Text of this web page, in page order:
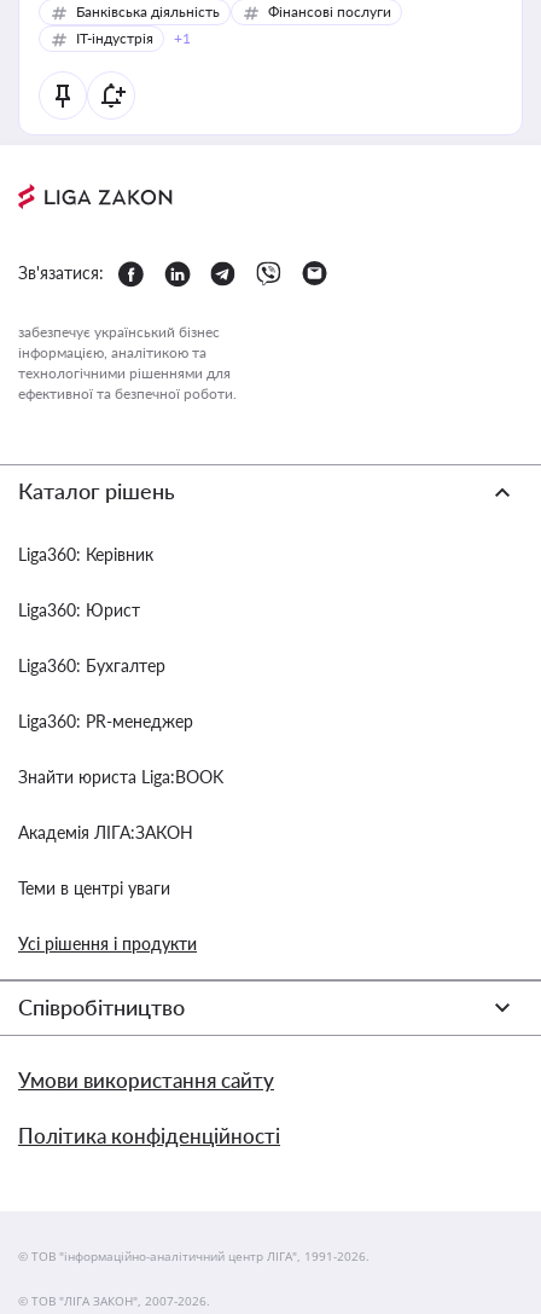
Банківська діяльність
Фінансові послуги
IT-індустрія
+1
Зв'язатися:
забезпечує український бізнес
інформацією, аналітикою та
технологічними рішеннями для
ефективної та безпечної роботи.
Каталог рішень
Liga360: Керівник
Liga360: Юрист
Liga360: Бухгалтер
Liga360: PR-менеджер
Знайти юриста Liga:BOOK
Академія ЛІГА:ЗАКОН
Теми в центрі уваги
Усі рішення і продукти
Співробітництво
Умови використання сайту
Політика конфіденційності
© ТОВ "інформаційно-аналітичний центр ЛІГА", 1991-2026.
© ТОВ "ЛІГА ЗАКОН", 2007-2026.